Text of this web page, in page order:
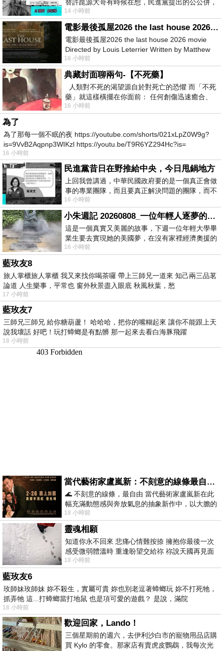
替許崑源大哥有時候在想，民進黨提出的公公併，
其實就是想要國庫通黨庫，鬧出最大的醜
14 小時前
電影最後孤屋2026 the last house 2026 movie
電影最後孤屋2026 the last house 2026 movie
Directed by Louis Leterrier Written by Matthew
Robinson Starring Greta Lee Wa
16 小時前
典藏封面聊兩句-【不死藥】
人類對不死的渴望源自於對死亡的恐懼 而「不死
藥」就這樣橫擺在你面前： 任何創傷迅速癒合、
停止衰老、痛覺消失…堪
16 小時前
為了
為了那每一個不眠的夜 https://youtube.com/shorts/021xLpZ0W9g?
is=9VvB2Aqpnp3WIKzl https://youtu.be/T9R6YZ294Hc?is=
16 小時前
民進黨昔日在野推給中央，今日甩鍋地方
上回我曾講過，中華民國政府要的是一個真正會做
事的專業團隊，而且要真正解決問題的團隊，而不
是只會到處甩鍋的雙標團隊，最近民進黨
16 小時前
小朱週記 20260808_一位年輕人逐夢的真實故事
這是一個真實又美麗的故事，下週一位年輕大學畢
業生要去實現她的美國夢，在沒有家裡經濟奧援的
情況下，靠著自我努力工作累積出國基
16 小時前
藍玫友8
旅人掌櫃旅人掌櫃 我又來找你喝茶囉 帶上三師兄一道來 知己兩三品茗
論道 人生樂事，平常也 窗外秋景盡入眼底 秋風秋葉，愁
17 小時前
藍玫友7
三師兄三師兄 給你糖葫蘆！ 哈哈哈，把你的嘴糊起來 讓你不能跟上天
說我壞話 好吧！玩打蟑螂是有點髒 那一起來去看白海豚飛躍
18 小時前
當代藝術家盧嵐新：不刻意的線條最自由，讓色彩流動、筆觸自己說話
🌊 不刻意的線條，最自由 當代藝術家盧嵐新在此
幅充滿動態感與奔放氣息的抽象新作中，以大膽的
藍色顏料在白色畫布上揮灑、壓印與流淌
18 小時前
靈魂相願
知道你永不回來 悲痛心情難按捺 擁抱你最後一次
感受微弱體溫時 重逢盼望交給祢 祢說天國再見面
此刻忍淚說別離 他日靈魂再
18 小時前
藍玫友6
玫師妹玫師妹 妳不殺生，實屬可貴 妳也別老逗著蟑螂玩 妳不打死牠，
抓弄牠 這...打蟑螂當打地鼠 也是項可愛的遊戲？ 是說，滿院
18 小時前
歡迎回家，Lando！
三個星期前的週六，去伊利沙白市的寵物用品店購
買 Kylo 的零食。那家店有賣虎皮鸚鵡，我每次光